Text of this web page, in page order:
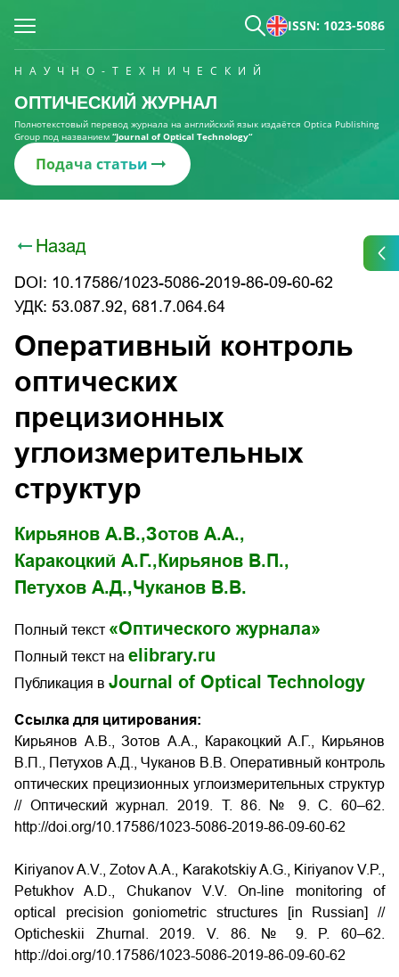
ISSN: 1023-5086
НАУЧНО-ТЕХНИЧЕСКИЙ
ОПТИЧЕСКИЙ ЖУРНАЛ
Полнотекстовый перевод журнала на английский язык издаётся Optica Publishing
Group под названием “Journal of Optical Technology“
Подача статьи
Назад
DOI: 10.17586/1023-5086-2019-86-09-60-62
УДК: 53.087.92, 681.7.064.64
Оперативный контроль
оптических
прецизионных
углоизмерительных
структур
Кирьянов А.В.,Зотов А.А.,
Каракоцкий А.Г., Кирьянов В.П.,
Петухов А.Д.,Чуканов В.В.
Полный текст «Оптического журнала»
Полный текст на elibrary.ru
Публикация в Journal of Optical Technology
Ссылка для цитирования:
Кирьянов А.В., Зотов А.А., Каракоцкий А.Г., Кирьянов
В.П., Петухов А.Д., Чуканов В.В. Оперативный контроль
оптических прецизионных углоизмерительных структур
// Оптический журнал. 2019. Т. 86. № 9. С. 60–62.
http://doi.org/10.17586/1023-5086-2019-86-09-60-62
Kiriyanov A.V., Zotov A.A., Karakotskiy A.G., Kiriyanov V.P.,
Petukhov A.D., Chukanov V.V. On-line monitoring of
optical precision goniometric structures
[in Russian] //
Opticheskii Zhurnal. 2019. V. 86. № 9. P. 60–62.
http://doi.org/10.17586/1023-5086-2019-86-09-60-62